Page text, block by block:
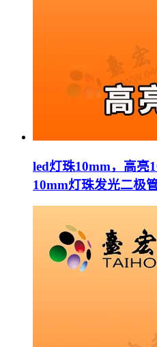
led灯珠10mm，高亮
10mm灯珠发光二极